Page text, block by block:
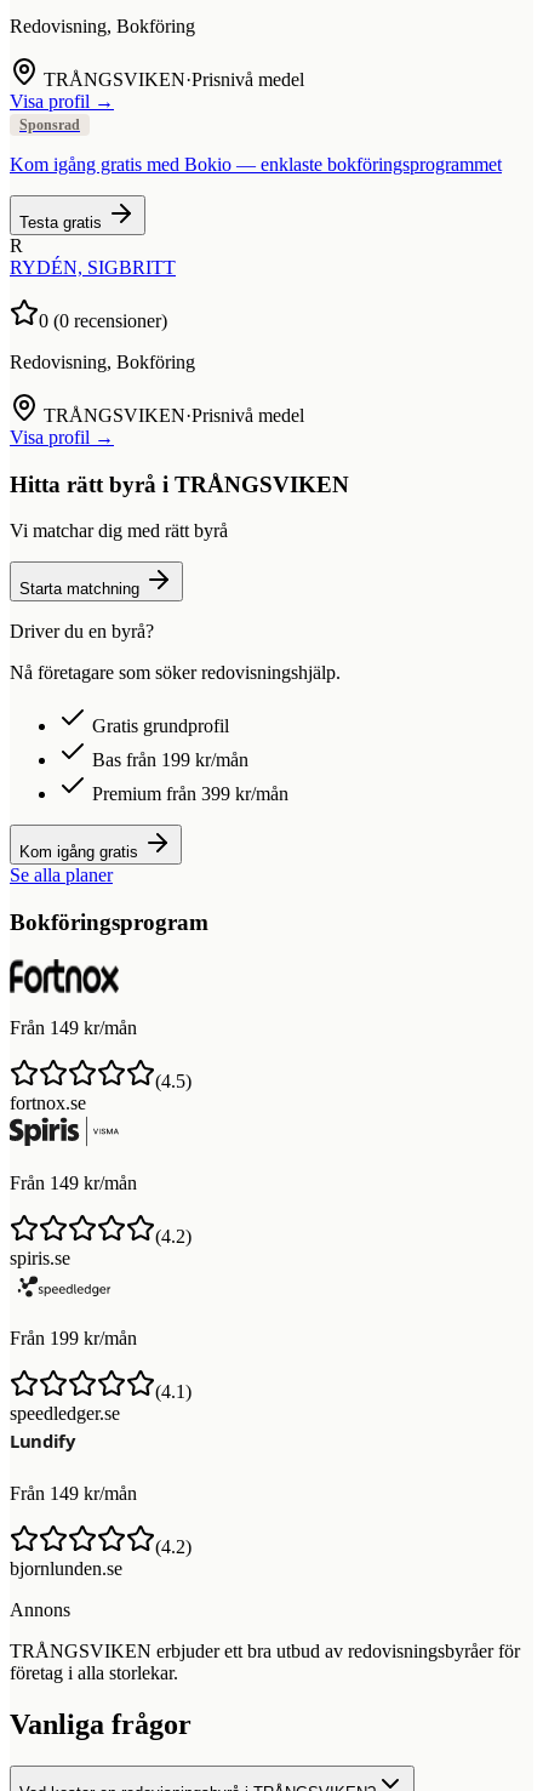
Redovisning, Bokföring
TRÅNGSVIKEN·Prisnivå medel
Visa profil →
Sponsrad
Kom igång gratis med Bokio — enklaste bokföringsprogrammet
Testa gratis
R
RYDÉN, SIGBRITT
0 (0 recensioner)
Redovisning, Bokföring
TRÅNGSVIKEN·Prisnivå medel
Visa profil →
Hitta rätt byrå i TRÅNGSVIKEN
Vi matchar dig med rätt byrå
Starta matchning
Driver du en byrå?
Nå företagare som söker redovisningshjälp.
Gratis grundprofil
Bas från 199 kr/mån
Premium från 399 kr/mån
Kom igång gratis
Se alla planer
Bokföringsprogram
Från 149 kr/mån
(4.5)
fortnox.se
Från 149 kr/mån
(4.2)
spiris.se
Från 199 kr/mån
(4.1)
speedledger.se
Från 149 kr/mån
(4.2)
bjornlunden.se
Annons
TRÅNGSVIKEN erbjuder ett bra utbud av redovisningsbyråer för
företag i alla storlekar.
Vanliga frågor